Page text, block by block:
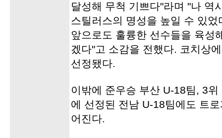
달성해 무척 기쁘다"라며 "나 역
스틸러스의 명성을 높일 수 있
앞으로도 훌륭한 선수들을 육성
겠다"고 소감을 전했다. 코치상
선정됐다.
이밖에 준우승 부산 U-18팀, 3
에 선정된 전남 U-18팀에도 트
어진다.